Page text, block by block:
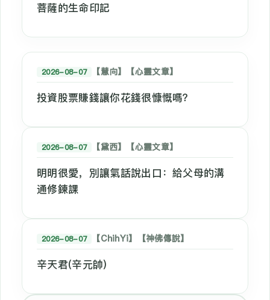
菩薩的生命印記
2026-08-07 【慧向】【心靈文章】
投資股票賺錢讓你花錢很慷慨嗎？
2026-08-07 【黛西】【心靈文章】
明明很愛，別讓氣話說出口：給父母的溝
通修鍊課
2026-08-07 【ChihYi】【神佛傳說】
辛天君(辛元帥)